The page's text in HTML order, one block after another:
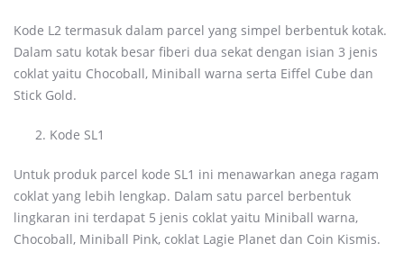
Kode L2 termasuk dalam parcel yang simpel berbentuk kotak.
Dalam satu kotak besar fiberi dua sekat dengan isian 3 jenis
coklat yaitu Chocoball, Miniball warna serta Eiffel Cube dan
Stick Gold.
Kode SL1
Untuk produk parcel kode SL1 ini menawarkan anega ragam
coklat yang lebih lengkap. Dalam satu parcel berbentuk
lingkaran ini terdapat 5 jenis coklat yaitu Miniball warna,
Chocoball, Miniball Pink, coklat Lagie Planet dan Coin Kismis.